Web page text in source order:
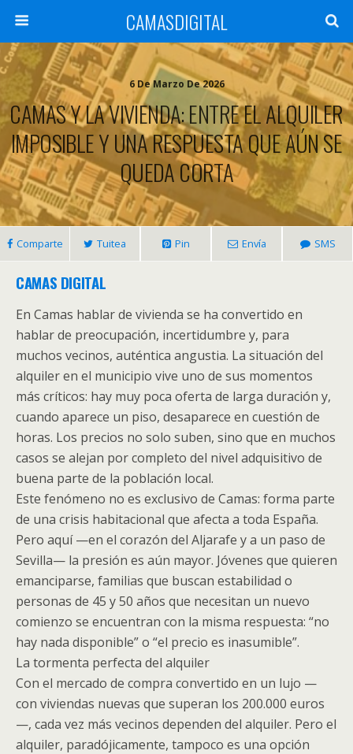
CAMASDIGITAL
6 De Marzo De 2026
CAMAS Y LA VIVIENDA: ENTRE EL ALQUILER
IMPOSIBLE Y UNA RESPUESTA QUE AÚN SE
QUEDA CORTA
Comparte Tuitea Pin Envía SMS
CAMAS DIGITAL
En Camas hablar de vivienda se ha convertido en
hablar de preocupación, incertidumbre y, para
muchos vecinos, auténtica angustia. La situación del
alquiler en el municipio vive uno de sus momentos
más críticos: hay muy poca oferta de larga duración y,
cuando aparece un piso, desaparece en cuestión de
horas. Los precios no solo suben, sino que en muchos
casos se alejan por completo del nivel adquisitivo de
buena parte de la población local.
Este fenómeno no es exclusivo de Camas: forma parte
de una crisis habitacional que afecta a toda España.
Pero aquí —en el corazón del Aljarafe y a un paso de
Sevilla— la presión es aún mayor. Jóvenes que quieren
emanciparse, familias que buscan estabilidad o
personas de 45 y 50 años que necesitan un nuevo
comienzo se encuentran con la misma respuesta: “no
hay nada disponible” o “el precio es inasumible”.
La tormenta perfecta del alquiler
Con el mercado de compra convertido en un lujo —
con viviendas nuevas que superan los 200.000 euros
—, cada vez más vecinos dependen del alquiler. Pero el
alquiler, paradójicamente, tampoco es una opción